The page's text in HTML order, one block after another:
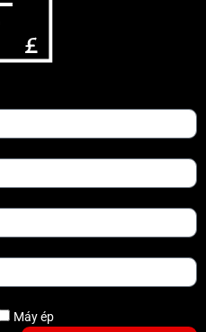
Máy ép